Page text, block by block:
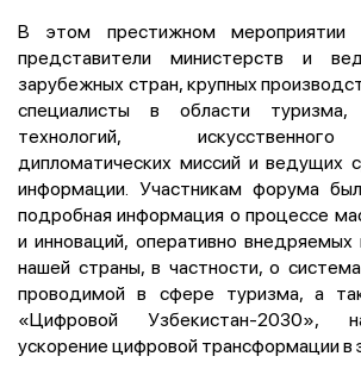
В этом престижном мероприятии
представители министерств и
зарубежных стран, крупных
специалисты в области туризма,
технологий,
дипломатических миссий и ведущих
информации. Участникам форума
подробная информация о процессе
и инноваций, оперативно внедряемых
нашей страны, в частности, о
проводимой в сфере туризма, а
«Цифровой Узбекистан-2030»,
ускорение цифровой трансформации в